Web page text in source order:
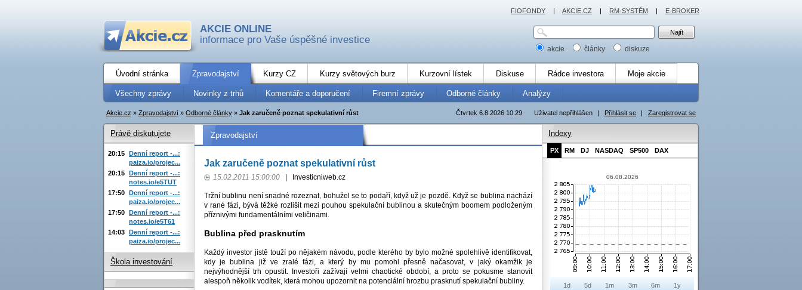
AKCIE ONLINE
informace pro Vaše úspěšné investice
akcie články diskuze
Úvodní stránka Zpravodajství Kurzy CZ Kurzy světových burz Kurzovní lístek Diskuse Rádce investora Moje akcie
Všechny zprávy Novinky z trhů Komentáře a doporučení Firemní zprávy Odborné články Analýzy
Uživatel nepřihlášen | Přihlásit se | Zaregistrovat se
Čtvrtek 6.8.2026 10:29
Akcie.cz » Zpravodajství » Odborné články » Jak zaručeně poznat spekulativní růst
Zpravodajství
Jak zaručeně poznat spekulativní růst
15.02.2011 15:00:00 Investicniweb.cz
Tržní bublinu není snadné rozeznat, bohužel se to podaří, když už je pozdě. Když se bublina nachází
v rané fázi, bývá těžké rozlišit mezi pouhou spekulační bublinou a skutečným boomem podloženým
příznivými fundamentálními veličinami.
Bublina před prasknutím
Každý investor jistě touží po nějakém návodu, podle kterého by bylo možné spolehlivě identifikovat,
kdy je bublina již ve zralé fázi, a který by mu pomohl přesně načasovat, v jaký okamžik je
nejvýhodnější trh opustit. Investoři zažívají velmi chaotické období, a proto se pokusme stanovit
alespoň několik vodítek, která mohou upozornit na potenciální hrozbu prasknutí spekulační bubliny.
Právě diskutujete
20:15 Denní report -...:
paiza.io/projec...
20:15 Denní report -...:
notes.io/e5TUT
17:50 Denní report -...:
paiza.io/projec...
17:50 Denní report -...:
notes.io/e5T61
14:03 Denní report -...:
paiza.io/projec...
Škola investování
Indexy
PX RM DJ NASDAQ SP500 DAX
06.08.2026
1d 5d 1m 3m 6m 1y
FIOFONDY | AKCIE.CZ | RM-SYSTÉM | E-BROKER